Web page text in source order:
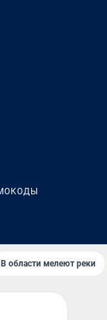
В области мелеют реки